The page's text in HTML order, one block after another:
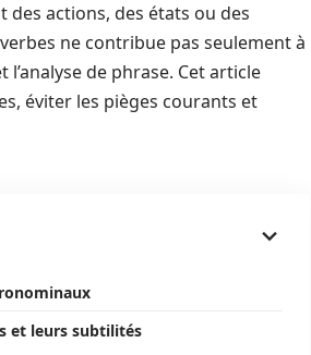
des actions, des états ou des
ne contribue pas seulement à
l’analyse de phrase. Cet article
éviter les pièges courants et
et leurs subtilités